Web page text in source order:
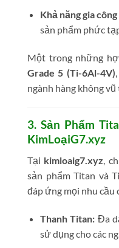
Khả năng gia
sản phẩm phức
Một trong những
Grade 5 (Ti-6Al-4V)
ngành hàng không vũ
3. Sản Phẩm
KimLoạiG7.xyz
Tại kimloaig7.xyz,
sản phẩm Titan và
đáp ứng mọi nhu cầu
Thanh Titan: Đa
sử dụng cho các